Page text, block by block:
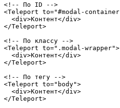
< ! -- По ID -->
<Teleport to="#modal-
<div>Контент</div>
</Teleport>
< ! -- По классу -->
<Teleport to=".modal-wrapper">
<div>Контент</div>
</Teleport>
< ! -- По тегу -->
<Teleport to="body">
<div>Контент</div>
</Teleport>